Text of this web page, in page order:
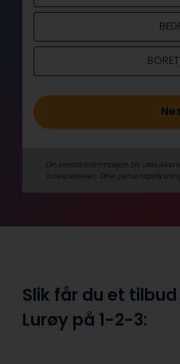
Din kontaktinformasjon blir
forespørselen. Dine
Slik får du et
Lurøy på 1-2-3: